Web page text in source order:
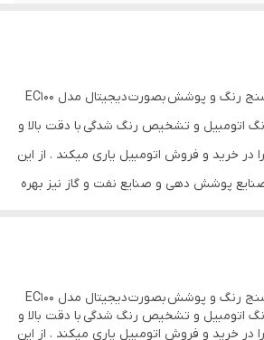
فویل کالیبراسیون تست بلوک کالیبراسیون
سرعت عمل مناسب سنسور آهنی و آلومینیومی
دستگاه جدید ضخامت سنج رنگ و پوشش بصورت دیجیتال مدل EC100
اتومبیل و تشخیص رنگ شدگی با دقت بالا و
در خرید و فروش اتومبیل یاری میکند . از این
صنایع پوشش دهی و صنایع نفت و گاز نیز بهره
با دقت بالا ضخامت رنگ را نمایش میدهد .
دستگاه جدید ضخامت سنج رنگ و پوشش بصورت دیجیتال مدل EC100
اتومبیل و تشخیص رنگ شدگی با دقت بالا و
در خرید و فروش اتومبیل یاری میکند . از این